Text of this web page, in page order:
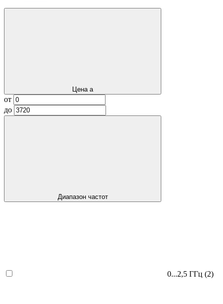
Цена a
от
до
Диапазон частот
0...2,5 ГГц (2)